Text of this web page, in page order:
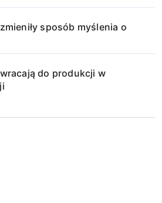
sposób myślenia o
do produkcji w